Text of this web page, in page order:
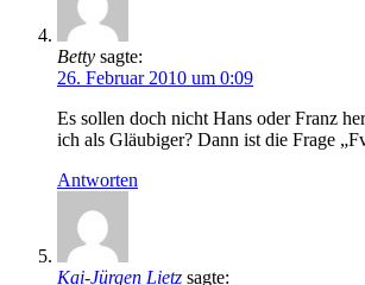
Betty sagte:
26. Februar 2010 um 0:09
Es sollen doch nicht Hans oder Franz
ich als Gläubiger? Dann ist die Frage
Antworten
Kai-Jürgen Lietz sagte: